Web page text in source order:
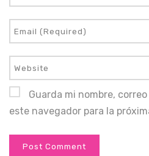
Guarda mi nombre,
este navegador para la